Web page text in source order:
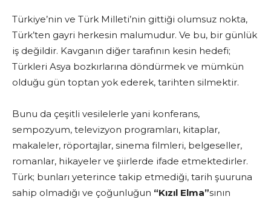
Türkiye’nin ve Türk Milleti’nin gittiği olumsuz nokta,
Türk’ten gayri herkesin malumudur. Ve bu, bir günlük
iş değildir. Kavganın diğer tarafının kesin hedefi;
Türkleri Asya bozkırlarına döndürmek ve mümkün
olduğu gün toptan yok ederek, tarihten silmektir.
Bunu da çeşitli vesilelerle yani konferans,
sempozyum, televizyon programları, kitaplar,
makaleler, röportajlar, sinema filmleri, belgeseller,
romanlar, hikayeler ve şiirlerde ifade etmektedirler.
Türk; bunları yeterince takip etmediği, tarih şuuruna
sahip olmadığı ve çoğunluğun “Kızıl Elma”sının